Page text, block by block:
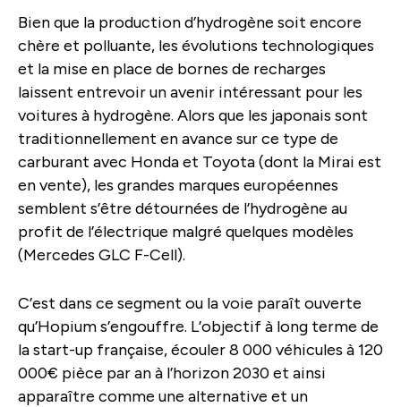
Bien que la production d’hydrogène soit encore
chère et polluante, les évolutions technologiques
et la mise en place de bornes de recharges
laissent entrevoir un avenir intéressant pour les
voitures à hydrogène. Alors que les japonais sont
traditionnellement en avance sur ce type de
carburant avec Honda et Toyota (dont la Mirai est
en vente), les grandes marques européennes
semblent s’être détournées de l’hydrogène au
profit de l’électrique malgré quelques modèles
(Mercedes GLC F-Cell).
C’est dans ce segment ou la voie paraît ouverte
qu’Hopium s’engouffre. L’objectif à long terme de
la start-up française, écouler 8 000 véhicules à 120
000€ pièce par an à l’horizon 2030 et ainsi
apparaître comme une alternative et un